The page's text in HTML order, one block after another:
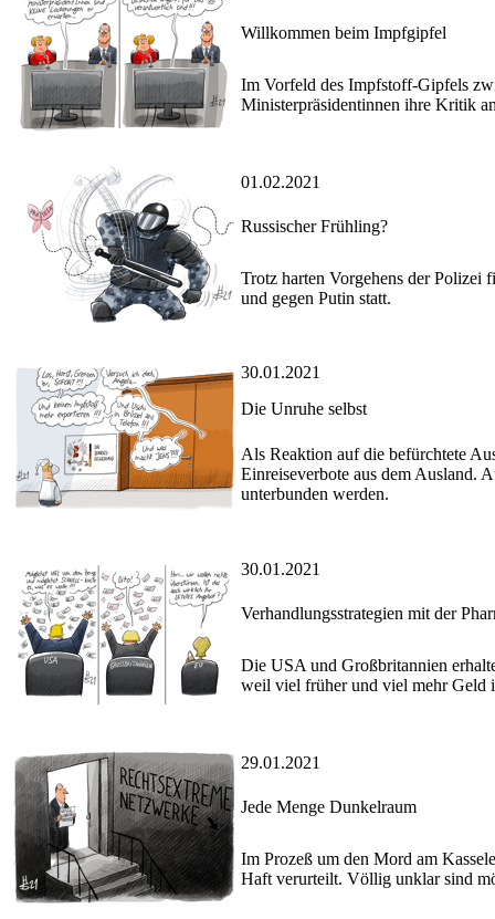
Willkommen beim Impfgipfel
Im Vorfeld des Impfstoff-Gipfels
Ministerpräsidentinnen ihre Kritik
01.02.2021
Russischer Frühling?
Trotz harten Vorgehens der Polizei
und gegen Putin statt.
30.01.2021
Die Unruhe selbst
Als Reaktion auf die befürchtete
Einreiseverbote aus dem Ausland.
unterbunden werden.
30.01.2021
Verhandlungsstrategien mit der
Die USA und Großbritannien
weil viel früher und viel mehr Geld
29.01.2021
Jede Menge Dunkelraum
Im Prozeß um den Mord am
Haft verurteilt. Völlig unklar sind